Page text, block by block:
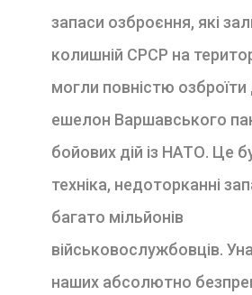
запаси озброєння, які
колишній СРСР на
могли повністю озброїти
ешелон Варшавського
бойових дій із НАТО. Це
техніка, недоторканні
багато мільйонів
військовослужбовців.
наших абсолютно